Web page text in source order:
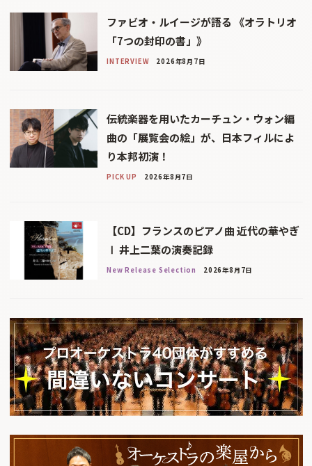
ファビオ・ルイージが語る 《オラトリオ
「7つの封印の書」》
INTERVIEW 2026年8月7日
伝統楽器を用いたカーチュン・ウォン編
曲の「展覧会の絵」が、日本フィルによ
り本邦初演！
PICK UP 2026年8月7日
【CD】フランスのピアノ曲 近代の華やぎ
Ⅰ 井上二葉の演奏記録
New Release Selection 2026年8月7日